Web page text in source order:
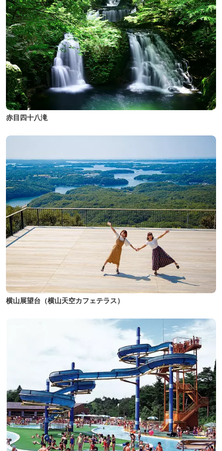
赤目四十八滝
横山展望台（横山天空カフェテラス）